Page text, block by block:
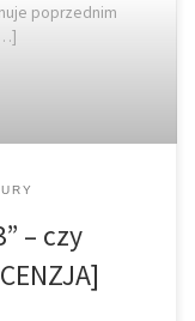
poprzednim
– czy